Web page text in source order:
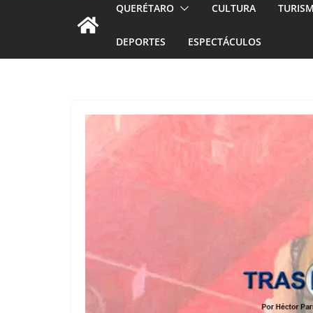
QUERÉTARO CULTURA
DEPORTES ESPECTÁCULOS